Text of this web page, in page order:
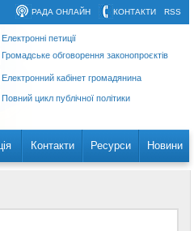
RSS
КОНТАКТИ
РАДА ОНЛАЙН
Електронні петиції
Громадське обговорення законопроєктів
Електронний кабінет громадянина
Повний цикл публічної політики
Контакти Ресурси Новини